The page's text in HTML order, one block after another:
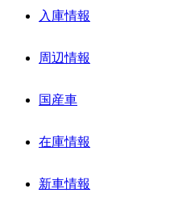
入庫情報
周辺情報
国産車
在庫情報
新車情報